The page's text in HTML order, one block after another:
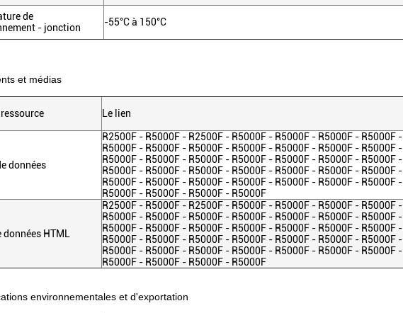
de
- jonction
-55°C à 150°C
et médias
Le lien
données
R2500F - R5000F - R2500F - R5000F - R5000F - R5000F - R5000F -
R5000F - R5000F - R5000F - R5000F - R5000F - R5000F - R5000F -
R5000F - R5000F - R5000F - R5000F - R5000F - R5000F - R5000F -
R5000F - R5000F - R5000F - R5000F - R5000F - R5000F - R5000F -
R5000F - R5000F - R5000F - R5000F - R5000F - R5000F - R5000F -
R5000F - R5000F - R5000F - R5000F
données HTML
R2500F - R5000F - R2500F - R5000F - R5000F - R5000F - R5000F -
R5000F - R5000F - R5000F - R5000F - R5000F - R5000F - R5000F -
R5000F - R5000F - R5000F - R5000F - R5000F - R5000F - R5000F -
R5000F - R5000F - R5000F - R5000F - R5000F - R5000F - R5000F -
R5000F - R5000F - R5000F - R5000F - R5000F - R5000F - R5000F -
R5000F - R5000F - R5000F - R5000F
environnementales et d'exportation